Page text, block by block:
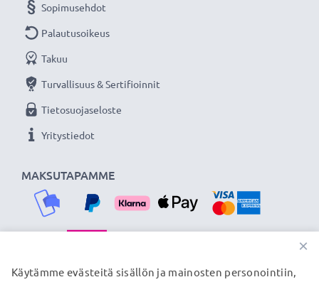
MAKSUTAPAMME
Sopimusehdot
Palautusoikeus
Takuu
Turvallisuus & Sertifioinnit
Tietosuojaseloste
Yritystiedot
TOIMITUSKUMPPANIMME
×
Käytämme evästeitä sisällön ja mainosten personointiin,